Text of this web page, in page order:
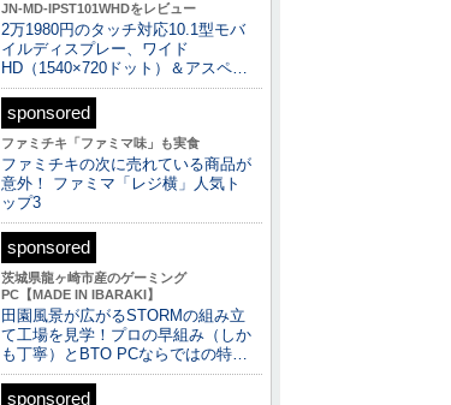
JN-MD-IPST101WHDをレビュー
2万1980円のタッチ対応10.1型モバ
イルディスプレー、ワイド
HD（1540×720ドット）＆アスペ…
sponsored
ファミチキ「ファミマ味」も実食
ファミチキの次に売れている商品が
意外！ ファミマ「レジ横」人気ト
ップ3
sponsored
茨城県龍ヶ崎市産のゲーミング
PC【MADE IN IBARAKI】
田園風景が広がるSTORMの組み立
て工場を見学！プロの早組み（しか
も丁寧）とBTO PCならではの特…
sponsored